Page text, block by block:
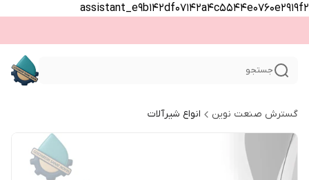
assistant_e9b142df07142a4c5544e0760e2919f2
جستجو
گسترش صنعت نوین انواع شیرآلات